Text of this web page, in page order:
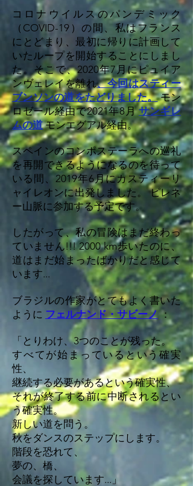
コロナウイルスのパンデミック
（COVID-19）の間、私はフランス
にとどまり、最初に帰りに計画して
いたループを開始することにしまし
た。そこで、2020年7月にピュイア
ンヴェレイを離れ、今回はスティー
ブンソンの道をたどりました。 モン
ロゼール経由で2021年8月 サンギレ
ムの道 モンエグアル経由。
スペインのコンポステーラへの巡礼
を再開できるようになるのを待って
いる間、2019年6月にカスティーリ
ャイレオンに出発しました。
ピレネ
ー山脈に参加する予定です。
したがって、私の冒険はまだ終わっ
ていません!!! 2000 km歩いたのに、
道はまだ始まったばかりだと感じて
います...
ブラジルの作家がとてもよく書いた
ように フェルナンド・サビーノ ：
「とりわけ、3つのことが残った。
すべてが始まっているという確実
性、
継続する必要があるという確実性、
それが終了する前に中断されるとい
う確実性。
新しい道を問う。
秋をダンスのステップにします。
階段を恐れて、
夢の、橋、
会議を探しています...」